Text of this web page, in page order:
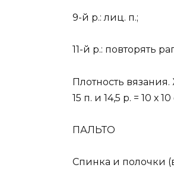
9-й р.: лиц. п.;
11-й р.: повторять
Плотность
15 п. и 14,5 р. = 10 х
ПАЛЬТО
Спинка и полочки